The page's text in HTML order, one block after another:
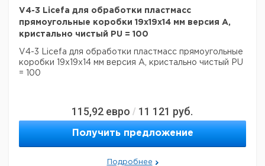
V4-3 Licefa для обработки пластмасс
прямоугольные коробки 19x19x14 мм версия A,
кристально чистый PU = 100
V4-3 Licefa для обработки пластмасс прямоугольные
коробки 19x19x14 мм версия A, кристально чистый PU
= 100
115,92 евро / 11 121 руб.
Получить предложение
Подробнее